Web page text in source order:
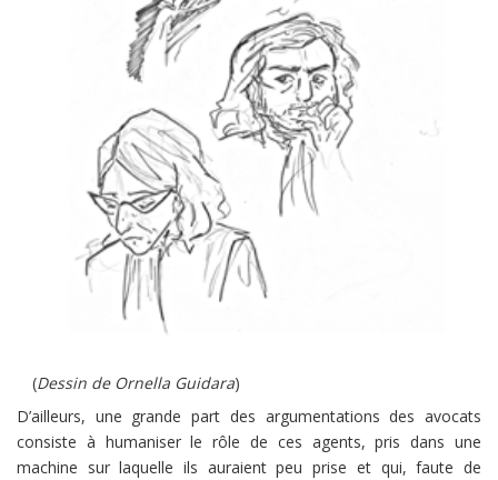
(Dessin de Ornella Guidara)
D’ailleurs, une grande part des argumentations des avocats
consiste à humaniser le rôle de ces agents, pris dans une
machine sur laquelle ils auraient peu prise et qui, faute de